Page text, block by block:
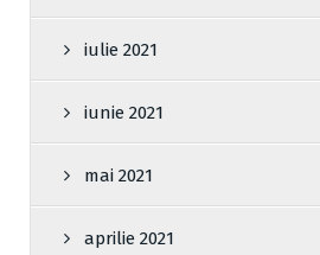
iulie 2021
iunie 2021
mai 2021
aprilie 2021